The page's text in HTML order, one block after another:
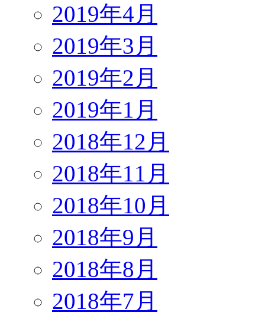
2019年4月
2019年3月
2019年2月
2019年1月
2018年12月
2018年11月
2018年10月
2018年9月
2018年8月
2018年7月